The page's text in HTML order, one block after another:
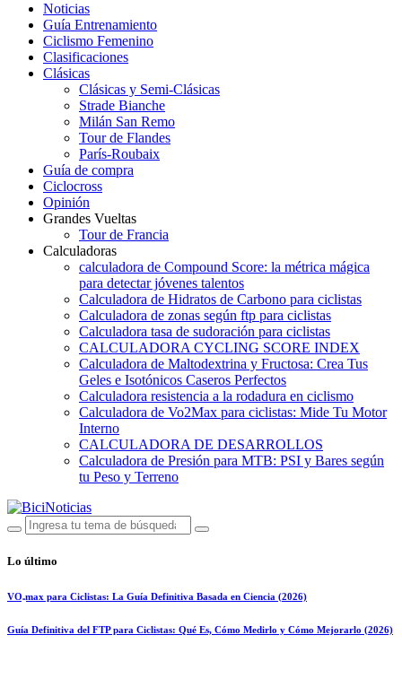
Noticias
Guía Entrenamiento
Ciclismo Femenino
Clasificaciones
Clásicas
Clásicas y Semi-Clásicas
Strade Bianche
Milán San Remo
Tour de Flandes
París-Roubaix
Guía de compra
Ciclocross
Opinión
Grandes Vueltas
Tour de Francia
Calculadoras
calculadora de Compound Score: la métrica mágica
para detectar jóvenes talentos
Calculadora de Hidratos de Carbono para ciclistas
Calculadora de zonas según ftp para ciclistas
Calculadora tasa de sudoración para ciclistas
CALCULADORA CYCLING SCORE INDEX
Calculadora de Maltodextrina y Fructosa: Crea Tus
Geles e Isotónicos Caseros Perfectos
Calculadora resistencia a la rodadura en ciclismo
Calculadora de Vo2Max para ciclistas: Mide Tu Motor
Interno
CALCULADORA DE DESARROLLOS
Calculadora de Presión para MTB: PSI y Bares según
tu Peso y Terreno
Lo último
VO₂max para Ciclistas: La Guía Definitiva Basada en Ciencia (2026)
Guía Definitiva del FTP para Ciclistas: Qué Es, Cómo Medirlo y Cómo Mejorarlo (2026)